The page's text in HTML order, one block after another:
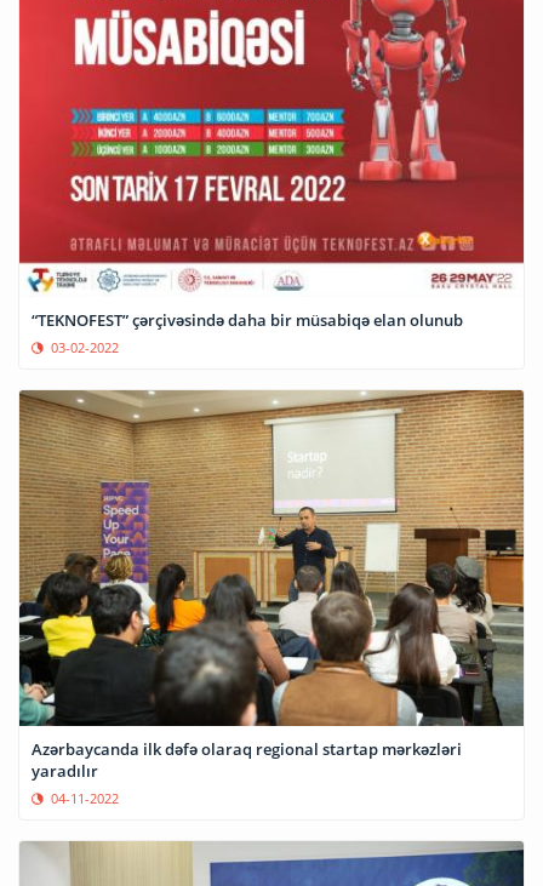
“TEKNOFEST” çərçivəsində daha bir müsabiqə elan olunub
03-02-2022
Azərbaycanda ilk dəfə olaraq regional startap mərkəzləri
yaradılır
04-11-2022